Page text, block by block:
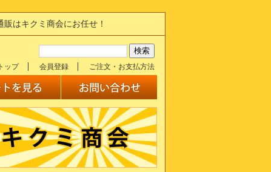
はキクミ商会にお任せ！
ップ 会員登録 ご注文・お支払方法